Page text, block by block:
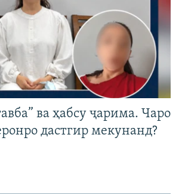
ва ҳабсу ҷарима. Чаро
дастгир мекунанд?